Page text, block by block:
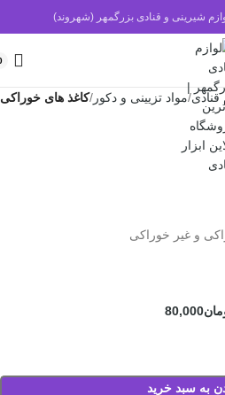
شیرینی و قنادی بزرگمهر (شهروند)
قنادی مواد تزیینی و دکور کاغذ های خوراکی
و غیر خوراکی
80,000
به سبد خرید